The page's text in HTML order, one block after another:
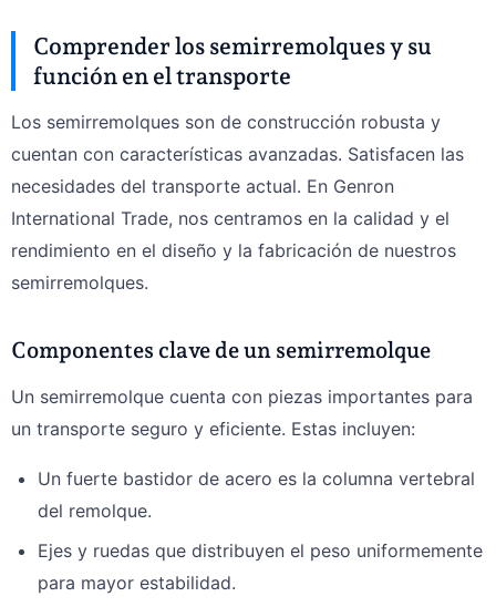
Comprender los semirremolques y su
función en el transporte
Los semirremolques son de construcción robusta y
cuentan con características avanzadas. Satisfacen las
necesidades del transporte actual. En Genron
International Trade, nos centramos en la calidad y el
rendimiento en el diseño y la fabricación de nuestros
semirremolques.
Componentes clave de un semirremolque
Un semirremolque cuenta con piezas importantes para
un transporte seguro y eficiente. Estas incluyen:
Un fuerte bastidor de acero es la columna vertebral
del remolque.
Ejes y ruedas que distribuyen el peso uniformemente
para mayor estabilidad.